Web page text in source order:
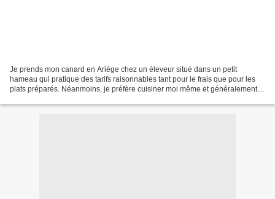
Je prends mon canard en Ariège chez un éleveur situé dans un petit
hameau qui pratique des tarifs raisonnables tant pour le frais que pour les
plats préparés. Néanmoins, je préfère cuisiner moi même et généralement,